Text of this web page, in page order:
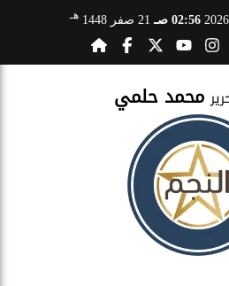
02:56 صـ 21 صفر 1448 هـ
محمد حلمي